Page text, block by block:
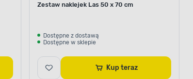
Zestaw naklejek Las 50 x 70 cm
Dostępne z dostawą
Dostępne w sklepie
Kup teraz